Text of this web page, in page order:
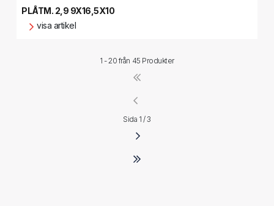
PLÅTM. 2,9 9X16,5X10
visa artikel
1 - 20 från 45 Produkter
Sida 1 / 3